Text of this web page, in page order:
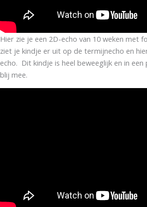
Hier zie je een 2D-echo van 10 weken met
ziet je kindje er uit op de termijnecho en
echo. Dit kindje is heel beweeglijk en in
blij mee.